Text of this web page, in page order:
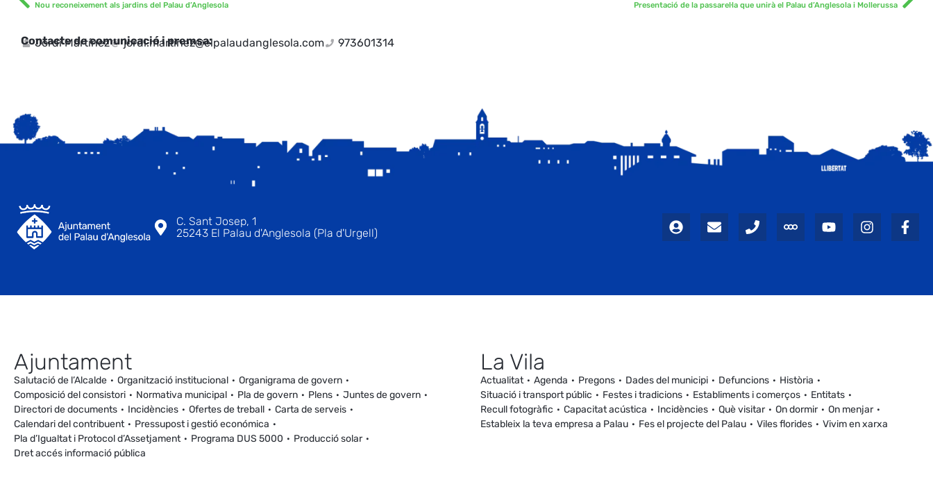
Nou reconeixement als jardins del Palau d’Anglesola Presentació de la passarel·la que unirà el Palau d’Anglesola i Mollerussa
Contacte de comunicació i premsa:
Jordi Martínez jordi.martinez@elpalaudanglesola.com 973601314
C. Sant Josep, 1
25243 El Palau d'Anglesola (Pla d'Urgell)
Ajuntament
Salutació de l’Alcalde Organització institucional
Organigrama de govern
Composició del consistori
Normativa municipal Pla de govern Plens
Juntes de govern
Directori de documents
Incidències Ofertes de treball
Carta de serveis
Calendari del contribuent
Pressupost i gestió económica
Pla d’Igualtat i Protocol d’Assetjament
Programa DUS 5000
Producció solar
Dret accés informació pública
La Vila
Actualitat Agenda Pregons Dades del municipi Defuncions
Història
Situació i transport públic
Festes i tradicions Establiments i comerços
Entitats
Recull fotogràfic
Capacitat acústica Incidències Què visitar On dormir
On menjar
Estableix la teva empresa a Palau
Fes el projecte del Palau Viles florides Vivim en xarxa